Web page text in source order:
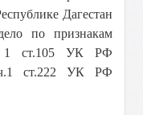
Дагестан
по признакам
1 ст.105 УК РФ
ст.222 УК РФ